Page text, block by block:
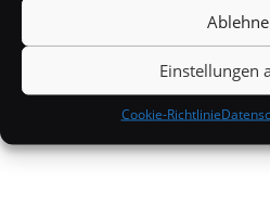
Einstellungen
Cookie-Richtlinie